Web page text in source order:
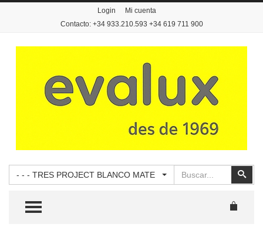
Login
Mi cuenta
Contacto: +34 933.210.593 +34 619 711 900
- - - TRES PROJECT BLANCO MATE
TOGGLE MENU